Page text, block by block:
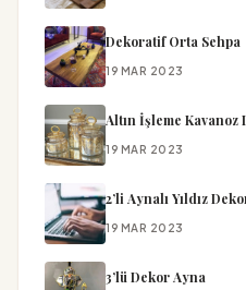
Dekoratif Orta Sehpa
19 MAR 2023
Altın İşleme
19 MAR 2023
2’li Aynalı Yıldız
19 MAR 2023
3’lü Dekor Ayna